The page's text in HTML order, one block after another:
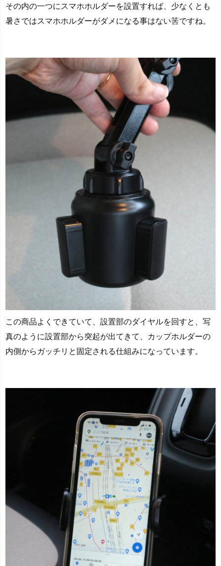
その内の一つにスマホホルダーを設置すれば、少なくとも
暑さではスマホホルダーがダメになる事はない筈ですね。
この商品よくできていて、設置部のダイヤルを回すと、写
真のように設置部から突起が出てきて、カップホルダーの
内側からガッチリと固定される仕組みになっています。